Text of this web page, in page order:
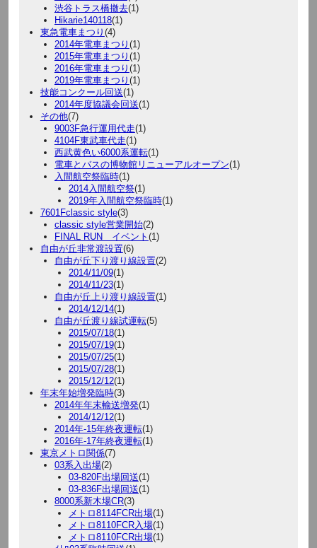
渋谷トラス橋撤去(1)
Hikarie140118(1)
東急電車まつり (4)
2014年電車まつり (1)
2015年電車まつり (1)
2016年電車まつり (1)
2019年電車まつり (1)
技能コンクール回送(1)
2014年度協議会回送(1)
その他(7)
9003F急行運用代走(1)
4104F東武車代走(1)
西武黄色い6000系運転(1)
電車とバスの博物館リニューアルオープン(1)
入間航空祭臨時(1)
2014入間航空祭(1)
2019年入間航空祭臨時(1)
7601Fclassic style(3)
classic style営業開始(2)
FINAL RUN イベント (1)
自由が丘非常渡設置(6)
自由が丘下り渡り線設置(2)
2014/11/09(1)
2014/11/23(1)
自由が丘上り渡り線設置(1)
2014/12/14(1)
自由が丘渡り線試運転(5)
2015/07/18(1)
2015/07/19(1)
2015/07/25(1)
2015/07/28(1)
2015/12/12(1)
年末年始増発臨時(3)
2014年年末輸送増発(1)
2014/12/12(1)
2014年-15年終夜運転(1)
2016年-17年終夜運転(1)
東京メトロ関係(7)
03系入出場(2)
03-820F出場回送(1)
03-836F出場回送(1)
8000系新木場CR(3)
メトロ8114FCR出場(1)
メトロ8110FCR入場(1)
メトロ8110FCR出場(1)